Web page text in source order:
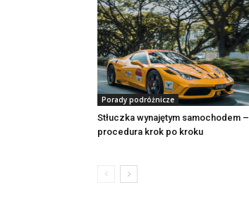
Porady podróżnicze
Stłuczka wynajętym samochodem –
procedura krok po kroku